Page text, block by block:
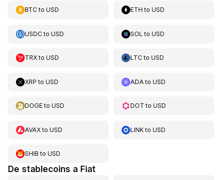
BTCto USD ETH toUSD
USDCto USD SOL toUSD
TRXto USD LTCtoUSD
XRP to USD ADA toUSD
DOGEto USD DOT toUSD
AVAXto USD LINKtoUSD
SHIB to USD
De stablecoins a Fiat